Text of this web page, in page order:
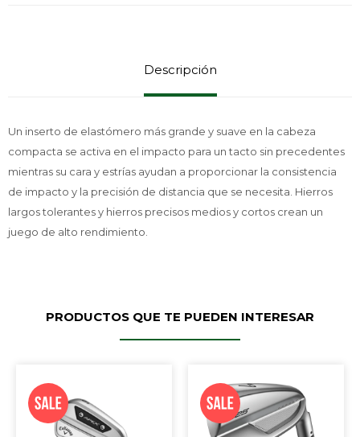
Descripción
Un inserto de elastómero más grande y suave en la cabeza
compacta se activa en el impacto para un tacto sin precedentes
mientras su cara y estrías ayudan a proporcionar la consistencia
de impacto y la precisión de distancia que se necesita. Hierros
largos tolerantes y hierros precisos medios y cortos crean un
juego de alto rendimiento.
PRODUCTOS QUE TE PUEDEN INTERESAR